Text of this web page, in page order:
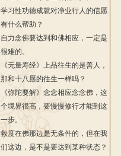
学习性功德成就对净业行人的信愿
有什么帮助？
自力念佛要达到和佛相应，一定是
很难的。
《无量寿经》上品往生的是善人，
那和十八愿的往生一样吗？
《弥陀要解》念念相应念念佛，这
个境界很高，要慢慢修行才能到这
一步。
救度在佛那边是无条件的，但在我
们这边，是不是要达到某种状态？